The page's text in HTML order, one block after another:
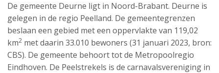
De gemeente Deurne ligt in Noord-Brabant. Deurne is
gelegen in de regio Peelland. De gemeentegrenzen
beslaan een gebied met een oppervlakte van 119,02
km2 met daarin 33.010 bewoners (31 januari 2023, bron:
CBS). De gemeente behoort tot de Metropoolregio
Eindhoven. De Peelstrekels is de carnavalsvereniging in